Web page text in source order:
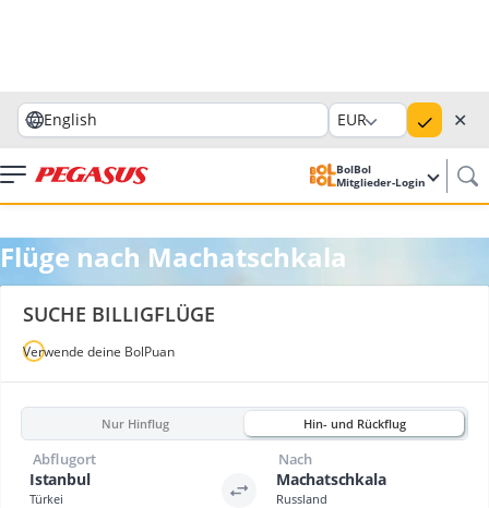
English EUR ✕
BolBol
Mitglieder-Login
Flüge nach Machatschkala
SUCHE BILLIGFLÜGE
Verwende deine BolPuan
Nur Hinflug Hin- und Rückflug
Istanbul
Türkei
Abflugort
Machatschkala
Russland
Nach